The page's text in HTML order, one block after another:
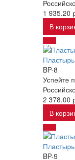
1 935.20
В
BP-8
Успейте
2 378.00
В
BP-9